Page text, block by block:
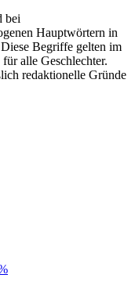
bei
Hauptwörtern in
Begriffe gelten im
alle Geschlechter.
redaktionelle Gründe